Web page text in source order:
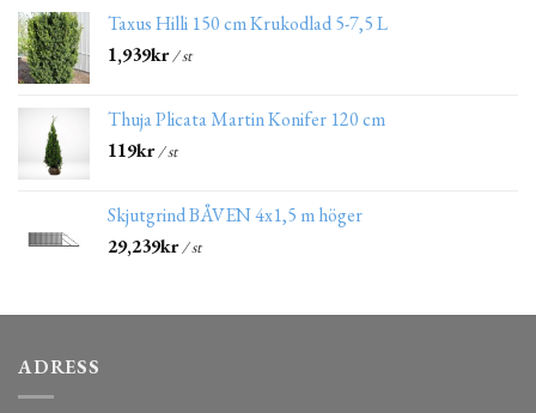
Taxus Hilli 150 cm Krukodlad 5-7,5 L
1,939kr/ st
Thuja Plicata Martin Konifer 120 cm
119kr/ st
Skjutgrind BÅVEN 4x1,5 m höger
29,239kr/ st
ADRESS